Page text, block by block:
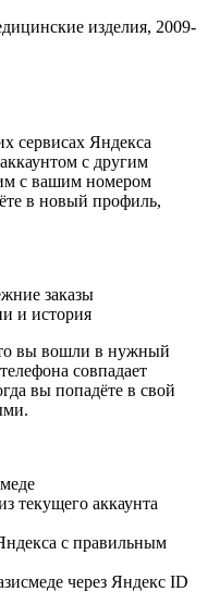
изделия, 2009-
сервисах Яндекса
с другим
с вашим номером
в новый профиль,
заказы
и история
вы вошли в нужный
совпадает
вы попадёте в свой
текущего аккаунта
с правильным
через Яндекс ID